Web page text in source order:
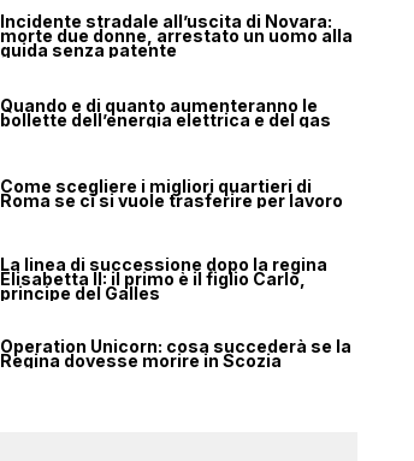
Incidente stradale all’uscita di Novara:
morte due donne, arrestato un uomo alla
guida senza patente
Quando e di quanto aumenteranno le
bollette dell’energia elettrica e del gas
Come scegliere i migliori quartieri di
Roma se ci si vuole trasferire per lavoro
La linea di successione dopo la regina
Elisabetta II: il primo è il figlio Carlo,
principe del Galles
Operation Unicorn: cosa succederà se la
Regina dovesse morire in Scozia